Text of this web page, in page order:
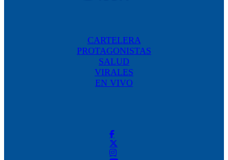
CARTELERA
PROTAGONISTAS
SALUD
VIRALES
EN VIVO